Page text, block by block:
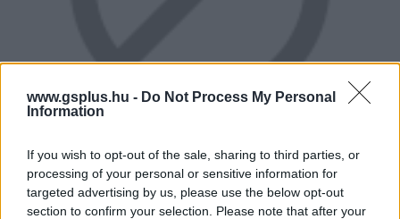
www.gsplus.hu - Do Not Process My Personal
Information
If you wish to opt-out of the sale, sharing to third parties, or
processing of your personal or sensitive information for
targeted advertising by us, please use the below opt-out
section to confirm your selection. Please note that after your